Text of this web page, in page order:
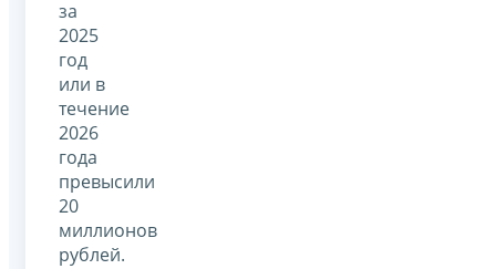
за
2025
год
или в
течение
2026
года
превысили
20
миллионов
рублей.